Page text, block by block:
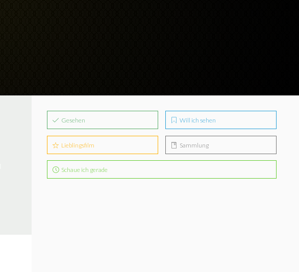
Gesehen Will ich sehen
Lieblingsfilm Sammlung
Schaue ich gerade